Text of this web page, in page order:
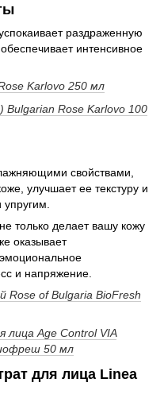
раздраженную
интенсивное
Karlovo 250 мл
Bulgarian Rose Karlovo 100
свойствами,
улучшает ее текстуру и
только делает вашу кожу
оказывает
и напряжение.
Rose of Bulgaria BioFresh
лица Age Control VIA
50 мл
для лица Linea